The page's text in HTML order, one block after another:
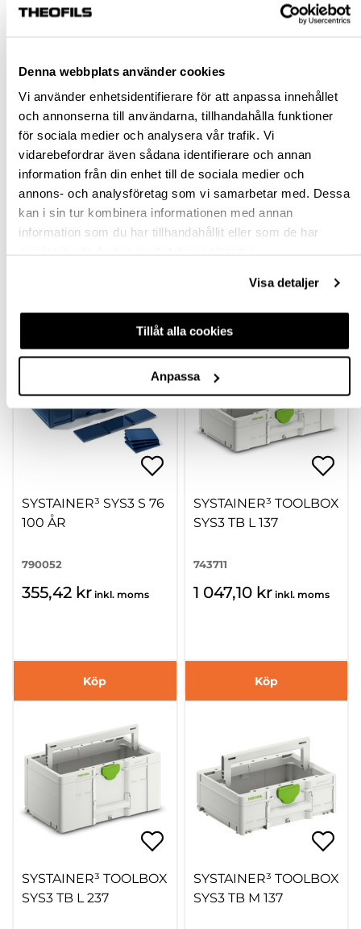
Denna webbplats använder cookies
Vi använder enhetsidentifierare för att anpassa innehållet
och annonserna till användarna, tillhandahålla funktioner
för sociala medier och analysera vår trafik. Vi
vidarebefordrar även sådana identifierare och annan
information från din enhet till de sociala medier och
annons- och analysföretag som vi samarbetar med. Dessa
kan i sin tur kombinera informationen med annan
information som du har tillhandahållit eller som de har
Visa detaljer
Tillåt alla cookies
Anpassa
SYSTAINER³ SORT-
SYS3 M 137 DOMINO
743305
1 283,29 kr inkl. moms
SYSTAINER³ SYS3
HWZ M 337
743574
2 840,54 kr
inkl. moms
SYSTAINER³ SYS3 S 76
100 ÅR
790052
355,42 kr inkl. moms
Köp
SYSTAINER³ TOOLBOX
SYS3 TB L 137
743711
1 047,10 kr inkl. moms
Köp
SYSTAINER³ TOOLBOX
SYS3 TB L 237
SYSTAINER³ TOOLBOX
SYS3 TB M 137